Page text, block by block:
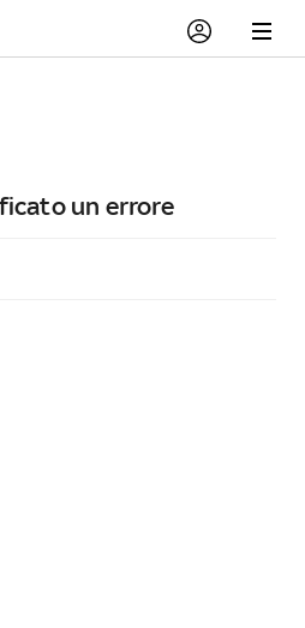
un errore